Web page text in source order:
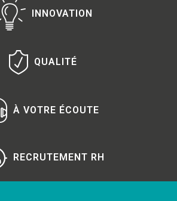
INNOVATION
QUALITÉ
À VOTRE ÉCOUTE
RECRUTEMENT RH